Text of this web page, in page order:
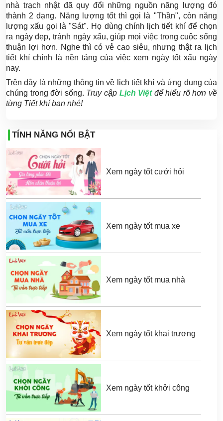
nhà trạch nhật đã quy đổi những nguồn năng lượng đó
thành 2 dạng. Năng lượng tốt thì gọi là "Thần", còn năng
lượng xấu gọi là "Sát". Họ dùng chính lịch tiết khí để chọn
ra ngày đẹp, tránh ngày xấu, giúp mọi việc trong cuộc sống
thuận lợi hơn. Nghe thì có vẻ cao siêu, nhưng thật ra lịch
tiết khí chính là nền tảng của việc xem ngày tốt xấu ngày
nay.
Trên đây là những thông tin về lịch tiết khí và ứng dụng của
chúng trong đời sống. Truy cập Lịch Việt để hiểu rõ hơn về
từng Tiết khí bạn nhé!
TÍNH NĂNG NỔI BẬT
Xem ngày tốt cưới hỏi
Xem ngày tốt mua xe
Xem ngày tốt mua nhà
Xem ngày tốt khai trương
Xem ngày tốt khởi công